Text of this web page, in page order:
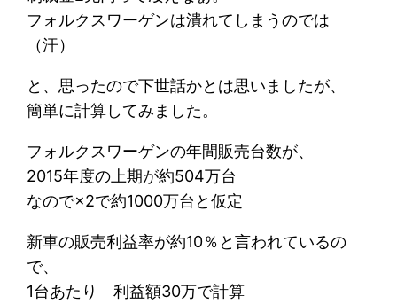
フォルクスワーゲンは潰れてしまうのでは
（汗）
と、思ったので下世話かとは思いましたが、
簡単に計算してみました。
フォルクスワーゲンの年間販売台数が、
2015年度の上期が約504万台
なので×2で約1000万台と仮定
新車の販売利益率が約10％と言われているの
で、
1台あたり 利益額30万で計算